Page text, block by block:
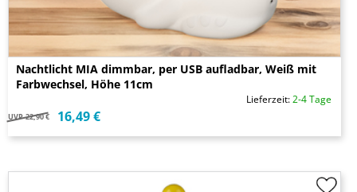
Nachtlicht MIA dimmbar, per USB aufladbar, Weiß mit
Farbwechsel, Höhe 11cm
Lieferzeit:2-4 Tage
UVP 22,90 € 16,49 €